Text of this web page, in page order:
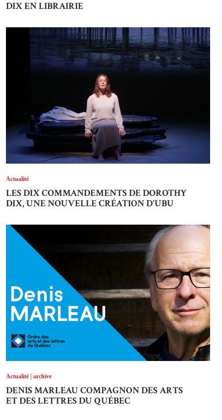
DIX EN LIBRAIRIE
Actualité
LES DIX COMMANDEMENTS DE DOROTHY
DIX, UNE NOUVELLE CRÉATION D'UBU
Actualité | archive
DENIS MARLEAU COMPAGNON DES ARTS
ET DES LETTRES DU QUÉBEC